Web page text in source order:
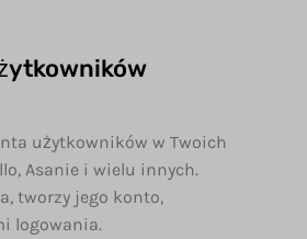
użytkowników w Twoich
Asanie i wielu innych.
tworzy jego konto,
logowania.